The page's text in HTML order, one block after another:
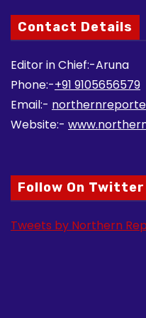
Contact Details
Editor in Chief:-Aruna
Phone:-+91 9105656579
Email:-
Website:-
Follow On Twitter
Tweets by Northern